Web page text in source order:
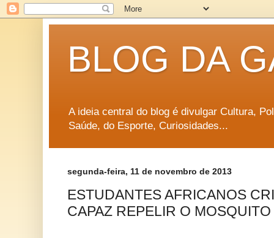
BLOG DA
A ideia central do blog é divulgar Cultura,
Saúde, do Esporte, Curiosidades...
segunda-feira, 11 de novembro de 2013
ESTUDANTES AFRICANOS
CAPAZ REPELIR O